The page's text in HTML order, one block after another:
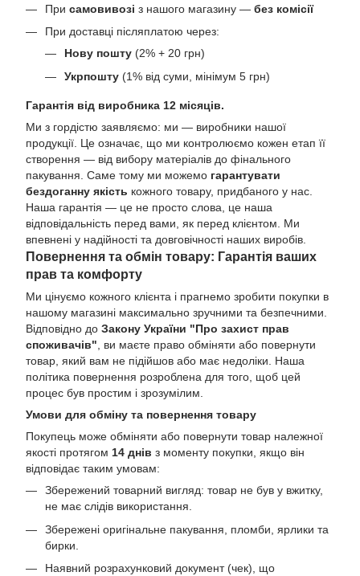
При самовивозі з нашого магазину — без комісії
При доставці післяплатою через:
Нову пошту (2% + 20 грн)
Укрпошту (1% від суми, мінімум 5 грн)
Гарантія від виробника 12 місяців.
Ми з гордістю заявляємо: ми — виробники нашої
продукції. Це означає, що ми контролюємо кожен етап її
створення — від вибору матеріалів до фінального
пакування. Саме тому ми можемо гарантувати
бездоганну якість кожного товару, придбаного у нас.
Наша гарантія — це не просто слова, це наша
відповідальність перед вами, як перед клієнтом. Ми
впевнені у надійності та довговічності наших виробів.
Повернення та обмін товару: Гарантія ваших
прав та комфорту
Ми цінуємо кожного клієнта і прагнемо зробити покупки в
нашому магазині максимально зручними та безпечними.
Відповідно до Закону України "Про захист прав
споживачів", ви маєте право обміняти або повернути
товар, який вам не підійшов або має недоліки. Наша
політика повернення розроблена для того, щоб цей
процес був простим і зрозумілим.
Умови для обміну та повернення товару
Покупець може обміняти або повернути товар належної
якості протягом 14 днів з моменту покупки, якщо він
відповідає таким умовам:
Збережений товарний вигляд: товар не був у вжитку,
не має слідів використання.
Збережені оригінальне пакування, пломби, ярлики та
бирки.
Наявний розрахунковий документ (чек), що